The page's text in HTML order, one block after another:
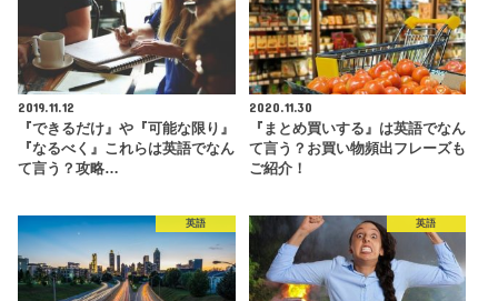
2019.11.12
『できるだけ』や『可能な限り』
『なるべく』これらは英語でなん
て言う？攻略…
2020.11.30
『まとめ買いする』は英語でなん
て言う？お買い物頻出フレーズも
ご紹介！
英語 英語